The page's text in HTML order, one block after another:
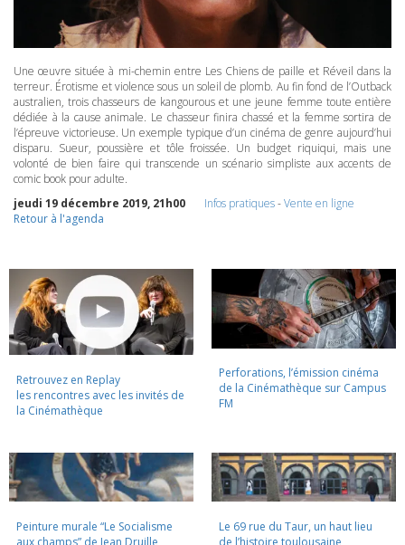
Une œuvre située à mi-chemin entre Les Chiens de paille et Réveil dans la
terreur. Érotisme et violence sous un soleil de plomb. Au fin fond de l’Outback
australien, trois chasseurs de kangourous et une jeune femme toute entière
dédiée à la cause animale. Le chasseur finira chassé et la femme sortira de
l’épreuve victorieuse. Un exemple typique d’un cinéma de genre aujourd’hui
disparu. Sueur, poussière et tôle froissée. Un budget riquiqui, mais une
volonté de bien faire qui transcende un scénario simpliste aux accents de
comic book pour adulte.
jeudi 19 décembre 2019, 21h00
Infos pratiques-Vente en ligne
Retour à l'agenda
Retrouvez en Replay
les rencontres avec les invités de
la Cinémathèque
Perforations, l’émission cinéma
de la Cinémathèque sur Campus
FM
Peinture murale “Le Socialisme
aux champs” de Jean Druille,
Le 69 rue du Taur, un haut lieu
de l’histoire toulousaine